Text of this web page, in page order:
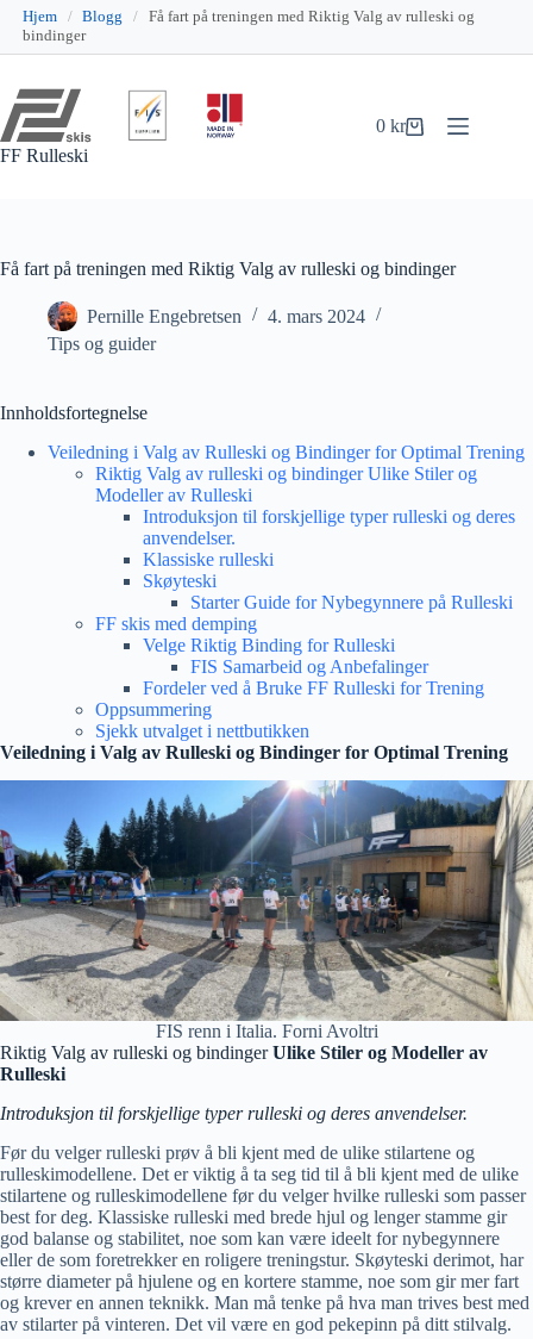
Hjem / Blogg /
Få fart på treningen med Riktig Valg av rulleski og
bindinger
innholdet
FF Rulleski
Handlekurv
0kr
Få fart på treningen med Riktig Valg av rulleski og bindinger
Pernille Engebretsen
4. mars 2024
Tips og guider
Innholdsfortegnelse
Veiledning i Valg av Rulleski og Bindinger for Optimal Trening
Riktig Valg av rulleski og bindinger Ulike Stiler og
Modeller av Rulleski
Introduksjon til forskjellige typer rulleski og deres
anvendelser.
Klassiske rulleski
Skøyteski
Starter Guide for Nybegynnere på Rulleski
FF skis med demping
Velge Riktig Binding for Rulleski
FIS Samarbeid og Anbefalinger
Fordeler ved å Bruke FF Rulleski for Trening
Oppsummering
Sjekk utvalget i nettbutikken
Veiledning i Valg av Rulleski og Bindinger for Optimal Trening
FIS renn i Italia. Forni Avoltri
Riktig Valg av rulleski og bindingerUlike Stiler og Modeller av
Rulleski
Introduksjon til forskjellige typer rulleski og deres anvendelser.
Før du velger rulleski prøv å bli kjent med de ulike stilartene og
rulleskimodellene. Det er viktig å ta seg tid til å bli kjent med de ulike
stilartene og rulleskimodellene før du velger hvilke rulleski som passer
best for deg. Klassiske rulleski med brede hjul og lenger stamme gir
god balanse og stabilitet, noe som kan være ideelt for nybegynnere
eller de som foretrekker en roligere treningstur. Skøyteski derimot, har
større diameter på hjulene og en kortere stamme, noe som gir mer fart
og krever en annen teknikk. Man må tenke på hva man trives best med
av stilarter på vinteren. Det vil være en god pekepinn på ditt stilvalg.